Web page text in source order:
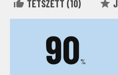
TETSZETT (10)
90%